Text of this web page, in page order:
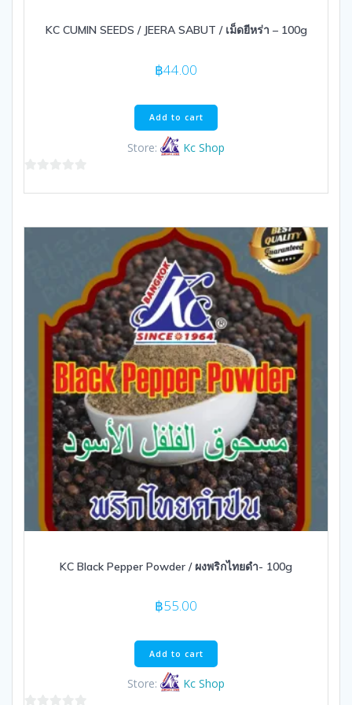
KC CUMIN SEEDS / JEERA SABUT / เม็ดยีหร่า – 100g
฿44.00
Add to cart
Store: Kc Shop
KC Black Pepper Powder / ผงพริกไทยดำ- 100g
฿55.00
Add to cart
Store: Kc Shop